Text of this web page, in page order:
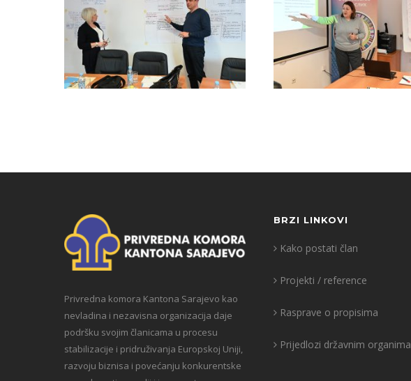
Privredna komora Kantona Sarajevo kao
nevladina i nezavisna organizacija daje
podršku svojim članicama u procesu
stabilizacije i pridruživanja Europskoj Uniji,
razvoju biznisa i povećanju konkurentske
BRZI LINKOVI
Kako postati član
Projekti / reference
Rasprave o propisima
Prijedlozi državnim organima